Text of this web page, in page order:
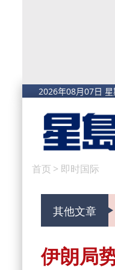
首页 > 即时国际
其他文章
伊朗局